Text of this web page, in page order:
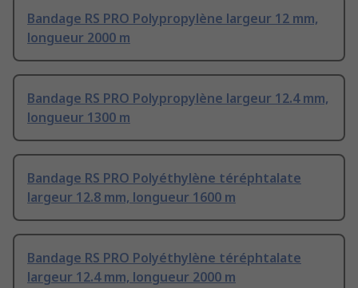
Bandage RS PRO Polypropylène largeur 12 mm,
longueur 2000 m
Bandage RS PRO Polypropylène largeur 12.4 mm,
longueur 1300 m
Bandage RS PRO Polyéthylène téréphtalate
largeur 12.8 mm, longueur 1600 m
Bandage RS PRO Polyéthylène téréphtalate
largeur 12.4 mm, longueur 2000 m